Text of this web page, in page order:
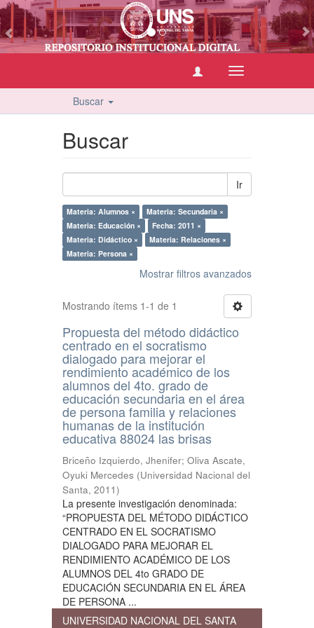
Cambiar
navegación
Buscar
Buscar
Ir
Materia: Alumnos ×
Materia: Secundaria ×
Materia: Educación ×
Fecha: 2011 ×
Materia: Didáctico ×
Materia: Relaciones ×
Materia: Persona ×
Mostrar filtros avanzados
Mostrando ítems 1-1 de 1
Propuesta del método didáctico
centrado en el socratismo
dialogado para mejorar el
rendimiento académico de los
alumnos del 4to. grado de
educación secundaria en el área
de persona familia y relaciones
humanas de la institución
educativa 88024 las brisas
Briceño Izquierdo, Jhenifer; Oliva Ascate,
Oyuki Mercedes (Universidad Nacional del
Santa, 2011)
La presente investigación denominada:
“PROPUESTA DEL MÉTODO DIDÁCTICO
CENTRADO EN EL SOCRATISMO
DIALOGADO PARA MEJORAR EL
RENDIMIENTO ACADÉMICO DE LOS
ALUMNOS DEL 4to GRADO DE
EDUCACIÓN SECUNDARIA EN EL ÁREA
DE PERSONA ...
UNIVERSIDAD NACIONAL DEL SANTA